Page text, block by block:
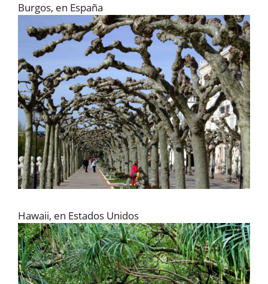
Burgos, en España
Hawaii, en Estados Unidos